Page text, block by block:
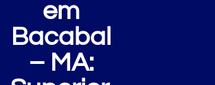
em
Bacabal
– MA: